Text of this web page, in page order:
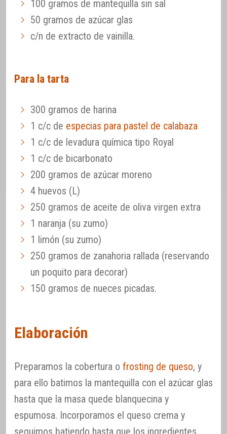
100 gramos de mantequilla sin sal
50 gramos de azúcar glas
c/n de extracto de vainilla.
Para la tarta
300 gramos de harina
1 c/c de especias para pastel de calabaza
1 c/c de levadura química tipo Royal
1 c/c de bicarbonato
200 gramos de azúcar moreno
4 huevos (L)
250 gramos de aceite de oliva virgen extra
1 naranja (su zumo)
1 limón (su zumo)
250 gramos de zanahoria rallada (reservando
un poquito para decorar)
150 gramos de nueces picadas.
Elaboración
Preparamos la cobertura o frosting de queso, y
para ello batimos la mantequilla con el azúcar glas
hasta que la masa quede blanquecina y
espumosa. Incorporamos el queso crema y
seguimos batiendo hasta que los ingredientes